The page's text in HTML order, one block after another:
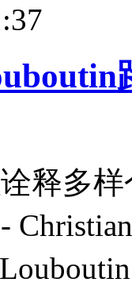
释多